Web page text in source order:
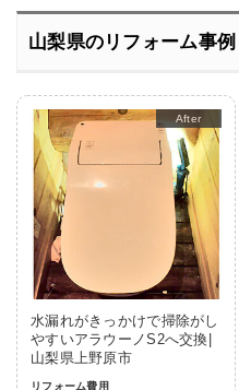
山梨県のリフォーム事例
After
水漏れがきっかけで掃除がし
やすいアラウーノS2へ交換|
山梨県上野原市
リフォーム費用